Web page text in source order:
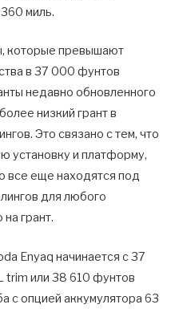
миль.
которые превышают
в 37 000 фунтов
недавно обновленного
низкий грант в
Это связано с тем, что
установку и платформу,
все еще находятся под
для любого
грант.
Enyaq начинается с 37
trim или 38 610 фунтов
с опцией аккумулятора 63